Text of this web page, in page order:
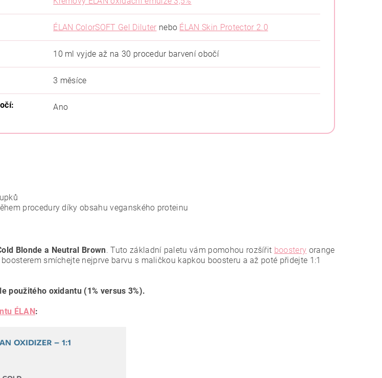
ÉLAN ColorSOFT Gel Diluter nebo ÉLAN Skin Protector 2.0
10 ml vyjde až na 30 procedur barvení obočí
3 měsíce
Ano
procedury díky obsahu veganského proteinu
Blonde a Neutral Brown. Tuto základní paletu vám pomohou rozšířit boostery orange
smíchejte nejprve barvu s maličkou kapkou boosteru a až poté přidejte 1:1
použitého oxidantu (1% versus 3%).
ÉLAN :